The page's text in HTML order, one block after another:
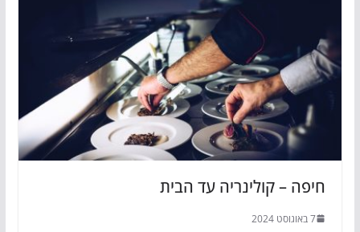
חיפה – קולינריה עד הבית
7 באוגוסט 2024